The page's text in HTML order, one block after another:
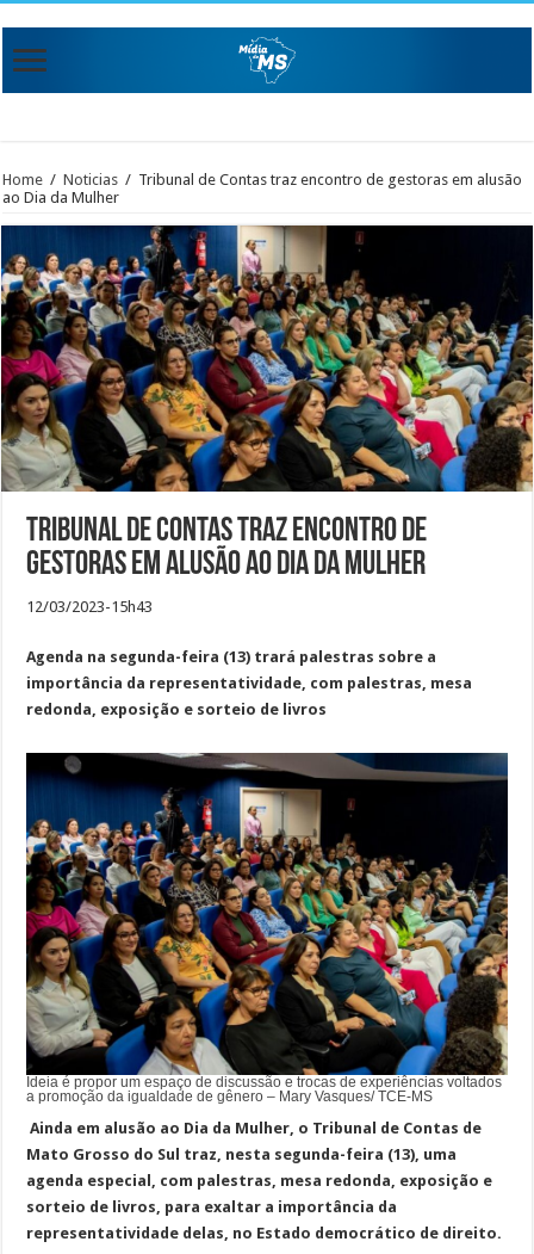
Home / Noticias / Tribunal de Contas traz encontro de gestoras em alusão
ao Dia da Mulher
Tribunal de Contas traz encontro de
gestoras em alusão ao Dia da Mulher
12/03/2023-15h43
Agenda na segunda-feira (13) trará palestras sobre a
importância da representatividade, com palestras, mesa
redonda, exposição e sorteio de livros
Ideia é propor um espaço de discussão e trocas de experiências voltados
a promoção da igualdade de gênero – Mary Vasques/ TCE-MS
Ainda em alusão ao Dia da Mulher, o Tribunal de Contas de
Mato Grosso do Sul traz, nesta segunda-feira (13), uma
agenda especial, com palestras, mesa redonda, exposição e
sorteio de livros, para exaltar a importância da
representatividade delas, no Estado democrático de direito.